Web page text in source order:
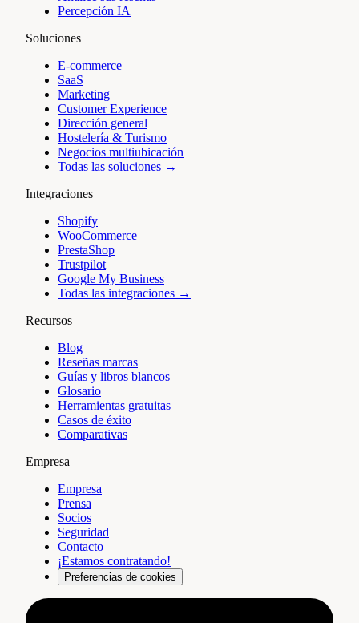
Percepción IA
Soluciones
E-commerce
SaaS
Marketing
Customer Experience
Dirección general
Hostelería & Turismo
Negocios multiubicación
Todas las soluciones →
Integraciones
Shopify
WooCommerce
PrestaShop
Trustpilot
Google My Business
Todas las integraciones →
Recursos
Blog
Reseñas marcas
Guías y libros blancos
Glosario
Herramientas gratuitas
Casos de éxito
Comparativas
Empresa
Empresa
Prensa
Socios
Seguridad
Contacto
¡Estamos contratando!
Preferencias de cookies